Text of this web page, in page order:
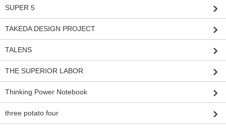
SUPER 5
TAKEDA DESIGN PROJECT
TALENS
THE SUPERIOR LABOR
Thinking Power Notebook
three potato four